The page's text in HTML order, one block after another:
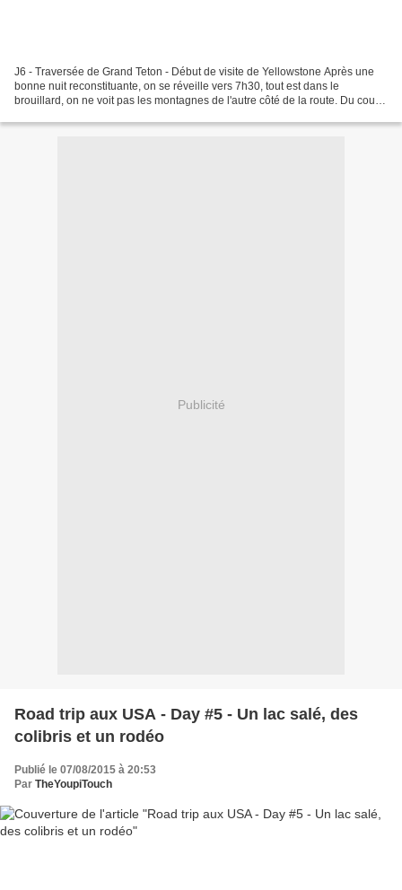
J6 - Traversée de Grand Teton - Début de visite de Yellowstone Après une
bonne nuit reconstituante, on se réveille vers 7h30, tout est dans le
brouillard, on ne voit pas les montagnes de l'autre côté de la route. Du coup,
Publicité
Road trip aux USA - Day #5 - Un lac salé, des
colibris et un rodéo
Publié le 07/08/2015 à 20:53
Par TheYoupiTouch